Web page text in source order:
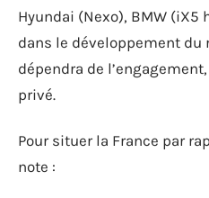
Hyundai (Nexo), BMW
dans le développement du
dépendra de
privé.
Pour situer la France par
note :